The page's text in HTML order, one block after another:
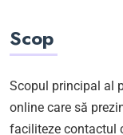
Scop
Scopul principal al
online care să
faciliteze contactul